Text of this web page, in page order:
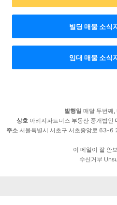
빌딩 매물 소식
임대 매물 소식
발행일 매달 두번째,
상호아리지파트너스 부동산 중개법인
주소서울특별시 서초구 서초중앙로 63-6
이 메일이 잘 안
수신거부